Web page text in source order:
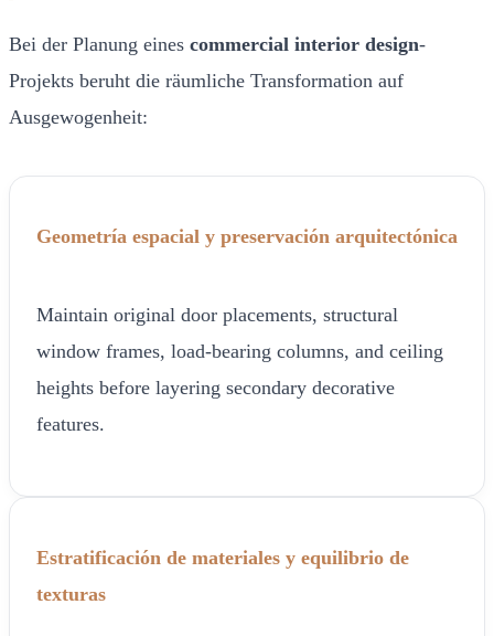
Bei der Planung eines commercial interior design-
Projekts beruht die räumliche Transformation auf
Ausgewogenheit:
Geometría espacial y preservación arquitectónica
Maintain original door placements, structural
window frames, load-bearing columns, and ceiling
heights before layering secondary decorative
features.
Estratificación de materiales y equilibrio de
texturas